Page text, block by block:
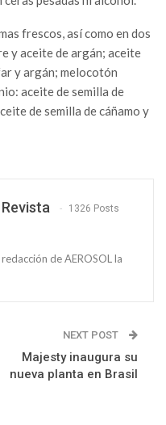
frescos, así como en dos
y aceite de argán; aceite
y argán; melocotón
aceite de semilla de
de semilla de cáñamo y
1326 Posts
de AEROSOL la
NEXT POST
Majesty inaugura su
nueva planta en Brasil